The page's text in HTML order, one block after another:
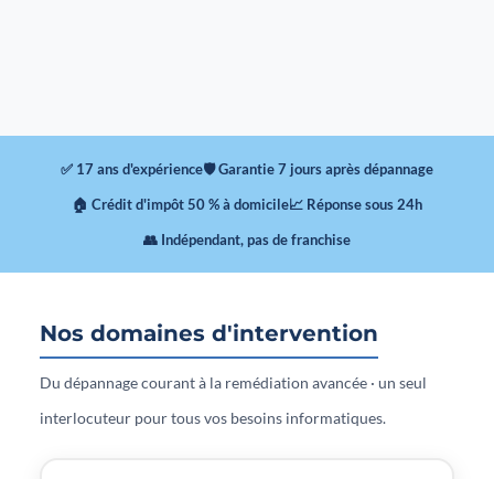
✅ 17 ans d'expérience🛡 Garantie 7 jours après dépannage
🏠 Crédit d'impôt 50 % à domicile📈 Réponse sous 24h
👥 Indépendant, pas de franchise
Nos domaines d'intervention
Du dépannage courant à la remédiation avancée · un seul
interlocuteur pour tous vos besoins informatiques.